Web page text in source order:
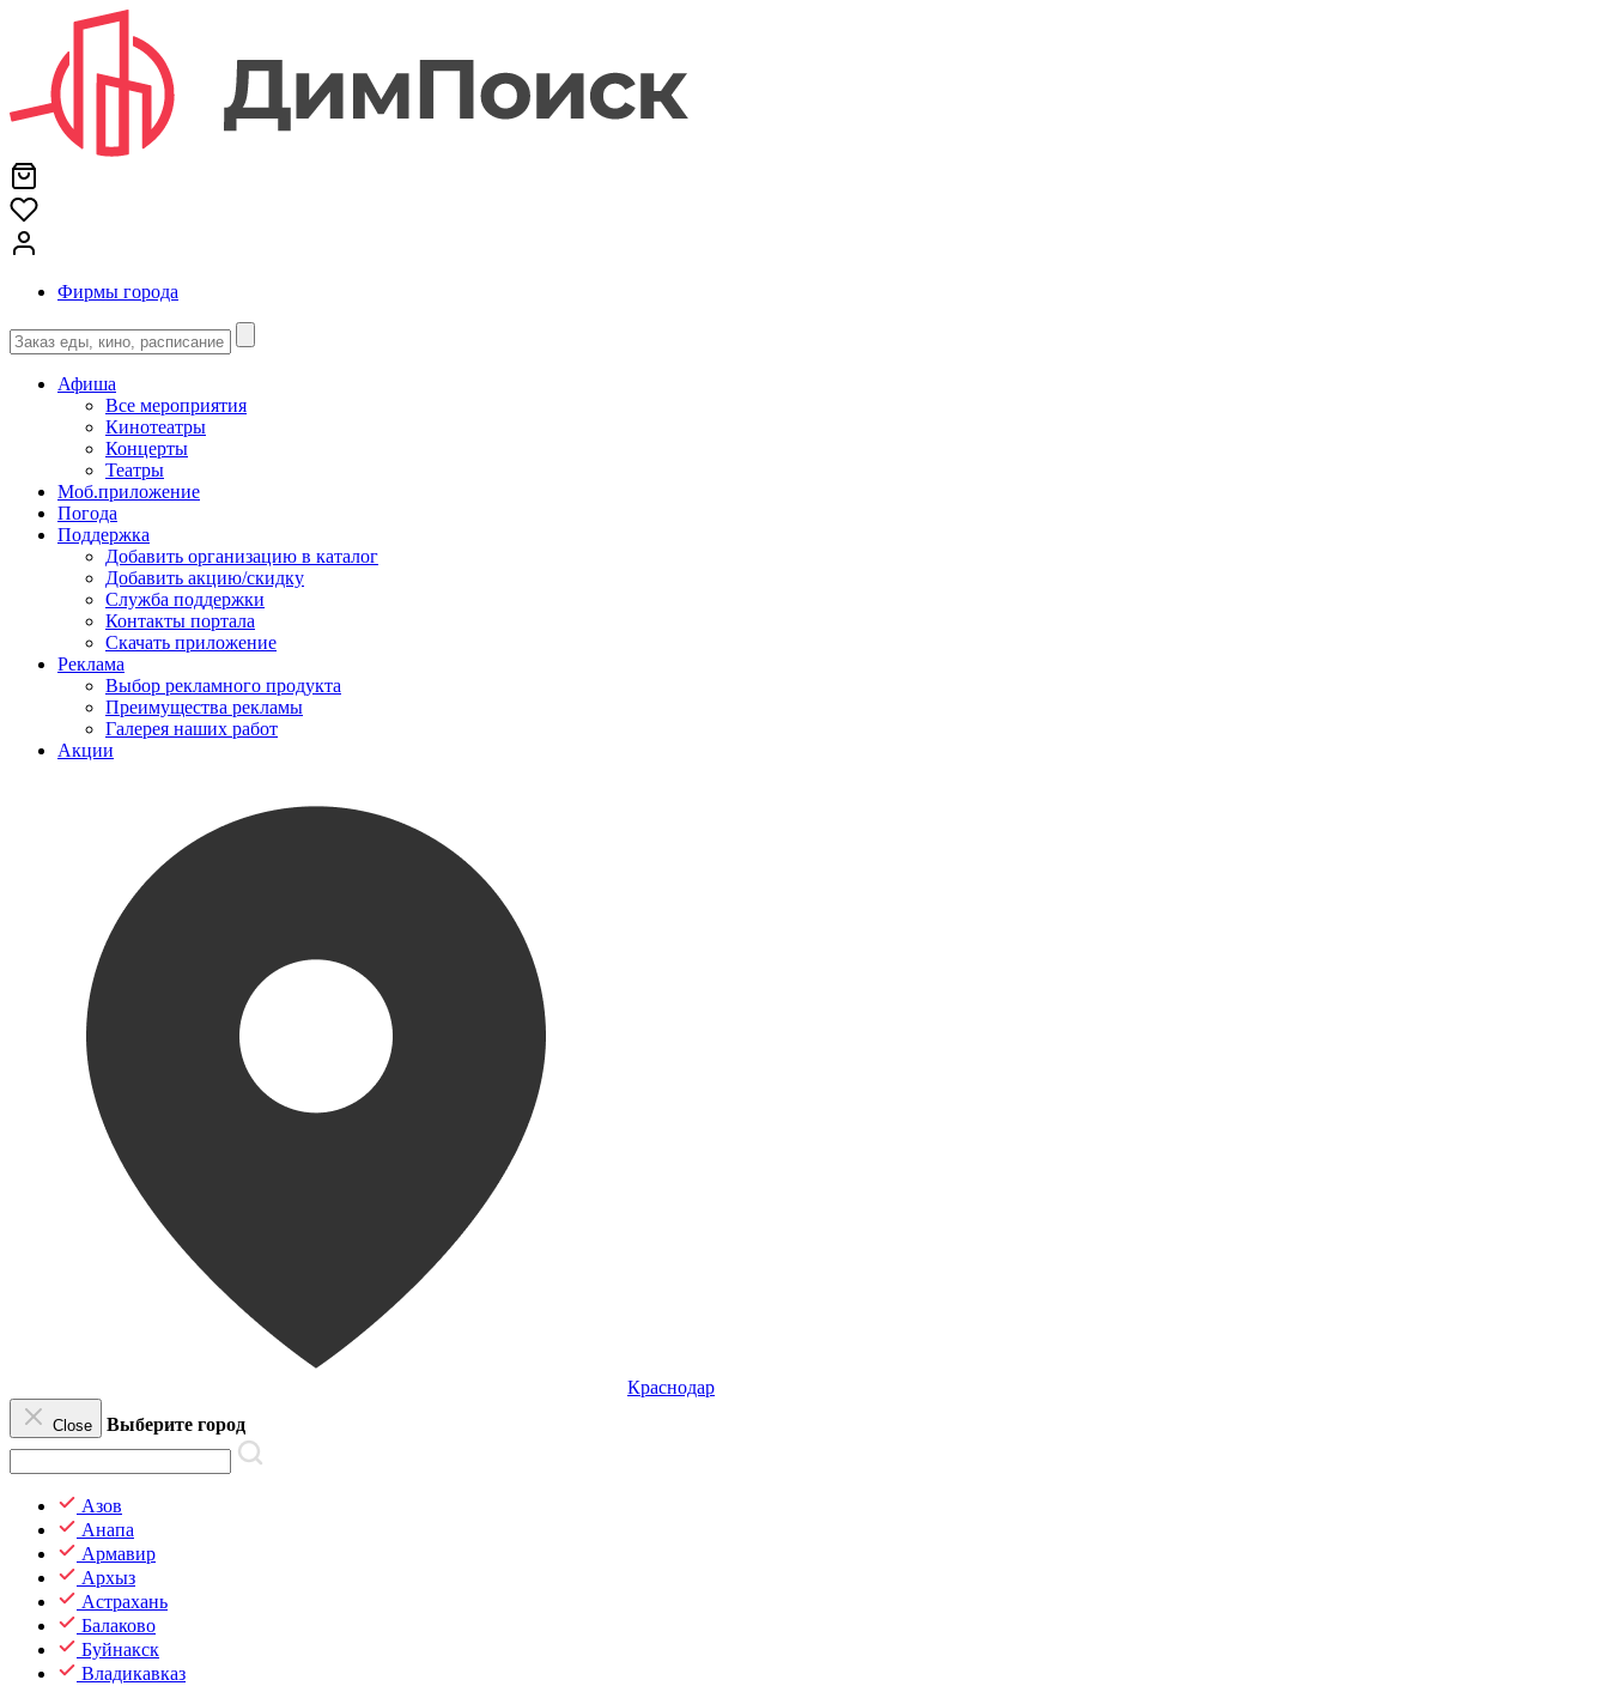
Фирмы города
Афиша
Все мероприятия
Кинотеатры
Концерты
Театры
Моб.приложение
Погода
Поддержка
Добавить организацию в каталог
Добавить акцию/скидку
Служба поддержки
Контакты портала
Скачать приложение
Реклама
Выбор рекламного продукта
Преимущества рекламы
Галерея наших работ
Акции
Краснодар
Close Выберите город
Азов
Анапа
Армавир
Архыз
Астрахань
Балаково
Буйнакск
Владикавказ